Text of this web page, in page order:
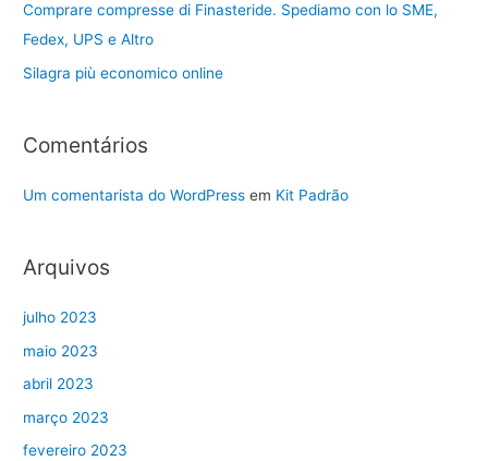
Comprare compresse di Finasteride. Spediamo con lo SME,
Fedex, UPS e Altro
Silagra più economico online
Comentários
Um comentarista do WordPress em Kit Padrão
Arquivos
julho 2023
maio 2023
abril 2023
março 2023
fevereiro 2023